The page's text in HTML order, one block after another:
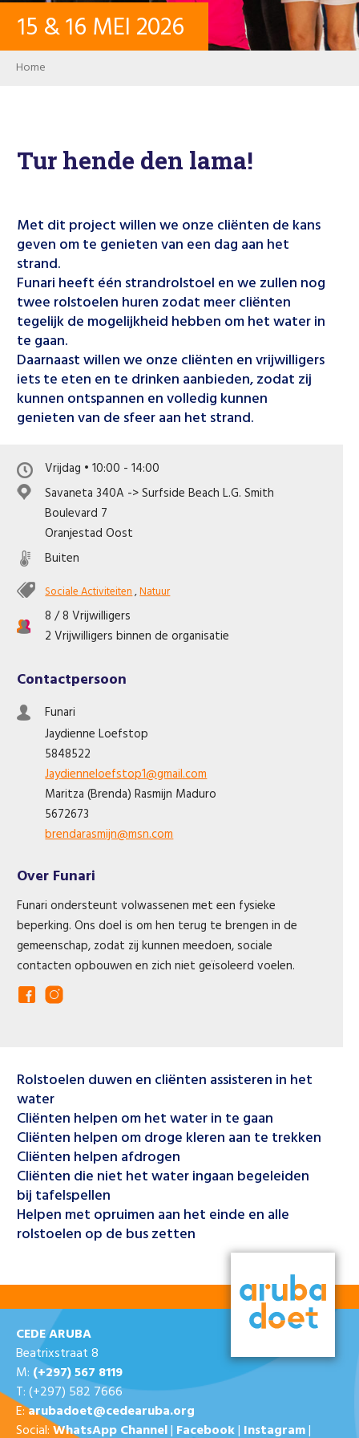
CONTACT
Search
Like ons op Facebook
15 &16 MEI 2026
Breadcrumb
Home
Tur hende den lama!
Met dit project willen we onze cliënten de kans
geven om te genieten van een dag aan het
strand.
Funari heeft één strandrolstoel en we zullen nog
twee rolstoelen huren zodat meer cliënten
tegelijk de mogelijkheid hebben om het water in
te gaan.
Daarnaast willen we onze cliënten en vrijwilligers
iets te eten en te drinken aanbieden, zodat zij
kunnen ontspannen en volledig kunnen
genieten van de sfeer aan het strand.
Vrijdag • 10:00 - 14:00
Savaneta 340A -> Surfside Beach L.G. Smith
Boulevard 7
Oranjestad Oost
Buiten
Sociale Activiteiten,Natuur
8 / 8 Vrijwilligers
2 Vrijwilligers binnen de organisatie
Contactpersoon
Funari
JaydienneLoefstop
5848522
Jaydienneloefstop1@gmail.com
Maritza (Brenda)Rasmijn Maduro
5672673
brendarasmijn@msn.com
Over Funari
Funari ondersteunt volwassenen met een fysieke
beperking. Ons doel is om hen terug te brengen in de
gemeenschap, zodat zij kunnen meedoen, sociale
contacten opbouwen en zich niet geïsoleerd voelen.
Rolstoelen duwen en cliënten assisteren in het
water
Cliënten helpen om het water in te gaan
Cliënten helpen om droge kleren aan te trekken
Cliënten helpen afdrogen
Cliënten die niet het water ingaan begeleiden
bij tafelspellen
Helpen met opruimen aan het einde en alle
rolstoelen op de bus zetten
CEDE ARUBA
Beatrixstraat 8
M: (+297) 567 8119
T: (+297) 582 7666
E:arubadoet@cedearuba.org
Social:WhatsApp Channel| Facebook| Instagram|